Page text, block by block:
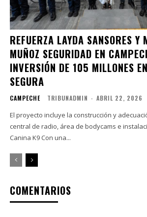
REFUERZA LAYDA SANSORES Y
MUÑOZ SEGURIDAD EN
INVERSIÓN DE 105 MILLONES
SEGURA
CAMPECHE TRIBUNADMIN - ABRIL 22, 2026
El proyecto incluye la construcción y
central de radio, área de bodycams e
Canina K9 Con una...
COMENTARIOS